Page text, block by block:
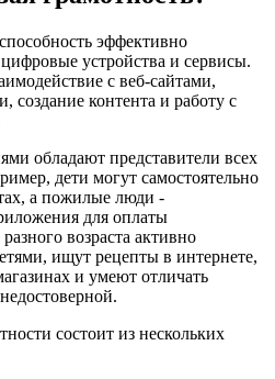
эффективно
устройства и сервисы.
с веб-сайтами,
контента и работу с
обладают представители всех
дети могут самостоятельно
а пожилые люди -
для оплаты
возраста активно
ищут рецепты в интернете,
и умеют отличать
состоит из нескольких